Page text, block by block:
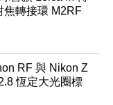
焦轉接環 M2RF
RF 與 Nikon Z
恆定大光圈標